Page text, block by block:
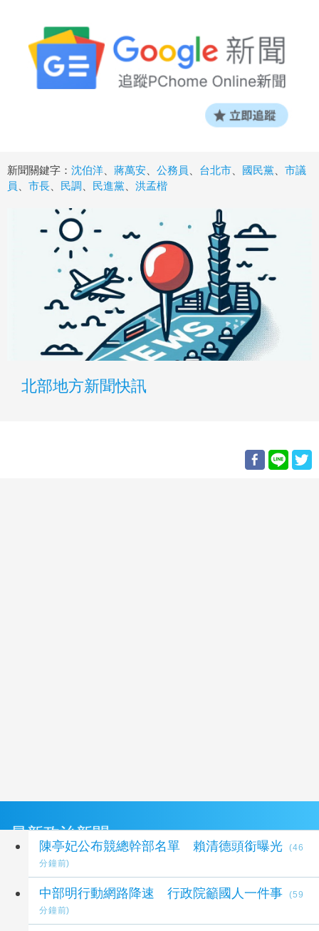
新聞關鍵字： 沈伯洋 蔣萬安 公務員 台北市 國民黨
市議
員
市長 民調 民進黨 洪孟楷
北部地方新聞快訊
最新政治新聞
陳亭妃公布競總幹部名單 賴清德頭銜曝光
(46
分鐘前)
中部明行動網路降速 行政院籲國人一件事
(59
分鐘前)